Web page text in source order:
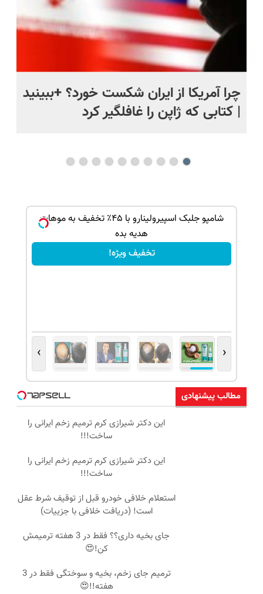
چرا آمریکا از ایران شکست خورد؟ +ببینید
| کتابی که ژاپن را غافلگیر کرد
شامپو جلبک اسپیرولینارو با ۴۵٪ تخفیف به موهات
هدیه بده
تخفیف ویژه!
‹
›
مطالب پیشنهادی
این دکتر شیرازی کرم ترمیم زخم ایرانی را
ساخت!!!
این دکتر شیرازی کرم ترمیم زخم ایرانی را
ساخت!!!
استعلام خلافی خودرو قبل از توقیف شرط عقل
است! (دریافت خلافی با جزییات)
جای بخیه داری؟؟ فقط در 3 هفته ترمیمش
کن!😍
ترمیم جای زخم، بخیه و سوختگی فقط در 3
هفته!!😍